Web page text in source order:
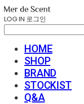
LOG IN 로그인
HOME
SHOP
BRAND
STOCKIST
Q&A